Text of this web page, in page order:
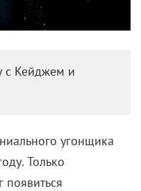
с Кейджем и
угонщика
Только